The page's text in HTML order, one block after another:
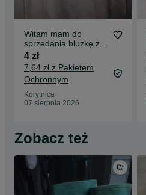
Witam mam do
sprzedania bluzkę z
krutkim rękawem
4 zł
7,64 zł z Pakietem
Ochronnym
Korytnica
07 sierpnia 2026
Zobacz też